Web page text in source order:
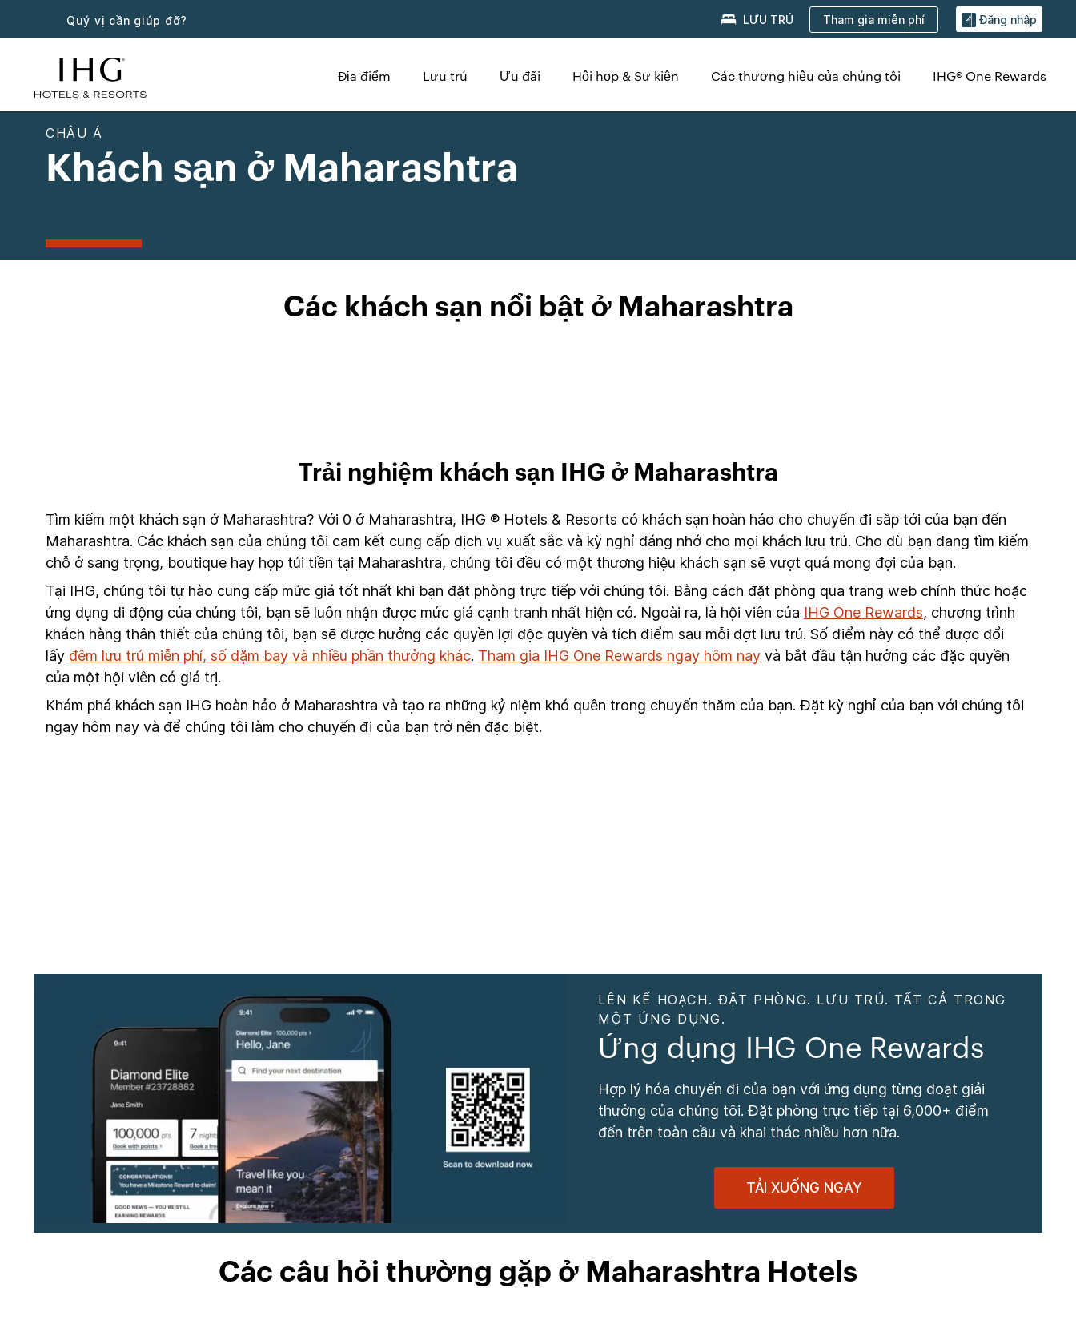
Quý vị cần giúp đỡ? LƯU TRÚ Tham gia miễn phí Đăng nhập
Địa điểm Lưu trú Ưu đãi Hội họp & Sự kiện Các thương hiệu của chúng tôi IHG® One Rewards
CHÂU Á
Khách sạn ở Maharashtra
Các khách sạn nổi bật ở Maharashtra
Trải nghiệm khách sạn IHG ở Maharashtra
Tìm kiếm một khách sạn ở Maharashtra? Với 0 ở Maharashtra, IHG ® Hotels & Resorts có khách sạn hoàn hảo cho chuyến đi sắp tới của bạn đến
Maharashtra. Các khách sạn của chúng tôi cam kết cung cấp dịch vụ xuất sắc và kỳ nghỉ đáng nhớ cho mọi khách lưu trú. Cho dù bạn đang tìm kiếm
chỗ ở sang trọng, boutique hay hợp túi tiền tại Maharashtra, chúng tôi đều có một thương hiệu khách sạn sẽ vượt quá mong đợi của bạn.
Tại IHG, chúng tôi tự hào cung cấp mức giá tốt nhất khi bạn đặt phòng trực tiếp với chúng tôi. Bằng cách đặt phòng qua trang web chính thức hoặc
ứng dụng di động của chúng tôi, bạn sẽ luôn nhận được mức giá cạnh tranh nhất hiện có. Ngoài ra, là hội viên của IHG One Rewards, chương trình
khách hàng thân thiết của chúng tôi, bạn sẽ được hưởng các quyền lợi độc quyền và tích điểm sau mỗi đợt lưu trú. Số điểm này có thể được đổi
lấy đêm lưu trú miễn phí, số dặm bay và nhiều phần thưởng khác. Tham gia IHG One Rewards ngay hôm nay và bắt đầu tận hưởng các đặc quyền
của một hội viên có giá trị.
Khám phá khách sạn IHG hoàn hảo ở Maharashtra và tạo ra những kỷ niệm khó quên trong chuyến thăm của bạn. Đặt kỳ nghỉ của bạn với chúng tôi
ngay hôm nay và để chúng tôi làm cho chuyến đi của bạn trở nên đặc biệt.
LÊN KẾ HOẠCH. ĐẶT PHÒNG. LƯU TRÚ. TẤT CẢ TRONG
MỘT ỨNG DỤNG.
Ứng dụng IHG One Rewards
Hợp lý hóa chuyến đi của bạn với ứng dụng từng đoạt giải
thưởng của chúng tôi. Đặt phòng trực tiếp tại 6,000+ điểm
đến trên toàn cầu và khai thác nhiều hơn nữa.
TẢI XUỐNG NGAY
Các câu hỏi thường gặp ở Maharashtra Hotels